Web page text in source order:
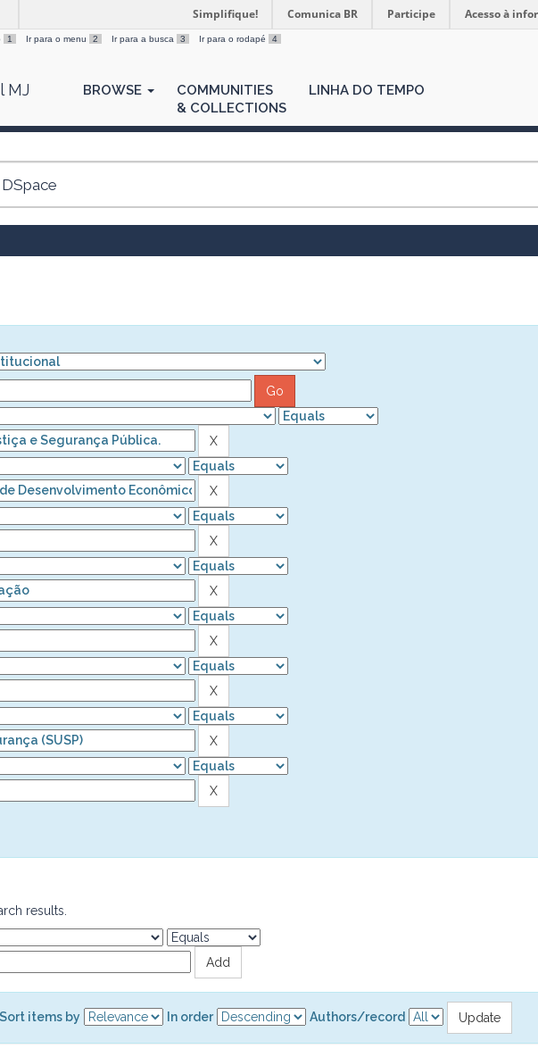
Simplifique! Comunica BR Participe Acesso à
1 Ir para o menu 2 Ir para a busca 3 Ir para o rodapé 4
MJ BROWSE
COMMUNITIES
& COLLECTIONS
LINHA DO TEMPO
results.
Sort items by In order Authors/record